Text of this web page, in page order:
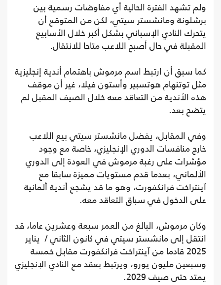
ولم تشهد الفترة الحالية أي مفاوضات رسمية بين
برشلونة ومانشستر سيتي، لكن من المتوقع أن
يتحرك النادي الإسباني بشكل أكبر خلال الأسابيع
المقبلة في حال أصبح اللاعب متاحا للانتقال.
كما سبق أن ارتبط اسم مرموش باهتمام أندية إنجليزية
مثل توتنهام هوتسبير وأستون فيلا، غير أن موقف
هذه الأندية من التعاقد معه خلال الصيف المقبل لم
يتضح بعد.
وفي المقابل، يفضل مانشستر سيتي بيع اللاعب
خارج منافسات الدوري الإنجليزي، خاصة مع وجود
مؤشرات على رغبة مرموش في العودة إلى الدوري
الألماني، بعدما قدم مستويات مميزة سابقا مع
آينتراخت فرانكفورت، وهو ما قد يشجع أندية ألمانية
على الدخول في سباق التعاقد معه.
وكان مرموش، البالغ من العمر سبعة وعشرين عاما، قد
انتقل إلى مانشستر سيتي في كانون الثاني / يناير
2025 قادما من آينتراخت فرانكفورت مقابل خمسة
وسبعين مليون يورو، ويرتبط بعقد مع النادي الإنجليزي
يمتد حتى صيف 2029.